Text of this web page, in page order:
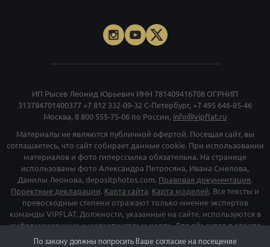
ИП Рысев Леонид Юрьевич ИНН 781409416708 ОГРНИП
313784701400377 +7 812 332-09-32 С-Петербург, +7 495 646-85-46
Москва, 8 800 555-75-06 по России, info@vipflat.ru
Материалы не являются публичной офертой. Посещая сайт, вы
соглашаетесь, что сайт собирает данные cookie. При использовании
материалов и фото гиперссылка обязательна. На странице
использованы фото Александра Петросяна, Ивана Смелова,
Данилы Леонова, depositphotos.com. Правовая документация.
Проектные декларации. Карта сайта. Карта моделей. Все тексты и
превосходные степени отражают только мнение экспертов
команды VIPFLAT. Должности, указанные на сайте, используются в
информационных и маркетинговых целях. Для объектов в архиве
указаны последние цены, которые были в рекламе. Организация
По закону должны попросить Ваше согласие на посещение